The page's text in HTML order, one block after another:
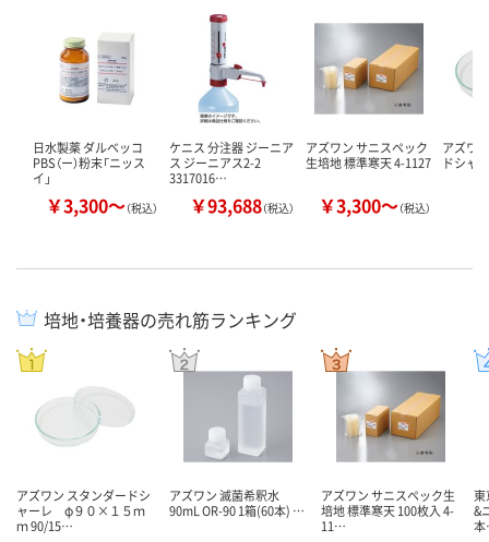
日水製薬 ダルベッコ
PBS（ー）粉末「ニッス
イ」
￥3,300～（税込）
ケニス 分注器 ジーニア
ス ジーニアス2-2
3317016…
￥93,688（税込）
アズワン サニスペック
生培地 標準寒天 4-1127
￥3,300～（税込）
アズワ
ドシャ
培地・培養器の売れ筋ランキング
アズワン スタンダードシ
ャーレ φ９０×１５ｍ
ｍ 90/15…
アズワン 滅菌希釈水
90mL OR-90 1箱(60本) …
アズワン サニスペック生
培地 標準寒天 100枚入 4-
11…
東
&